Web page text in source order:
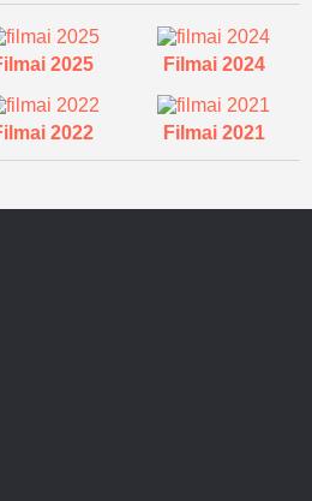
2025 Filmai 2024
2022 Filmai 2021